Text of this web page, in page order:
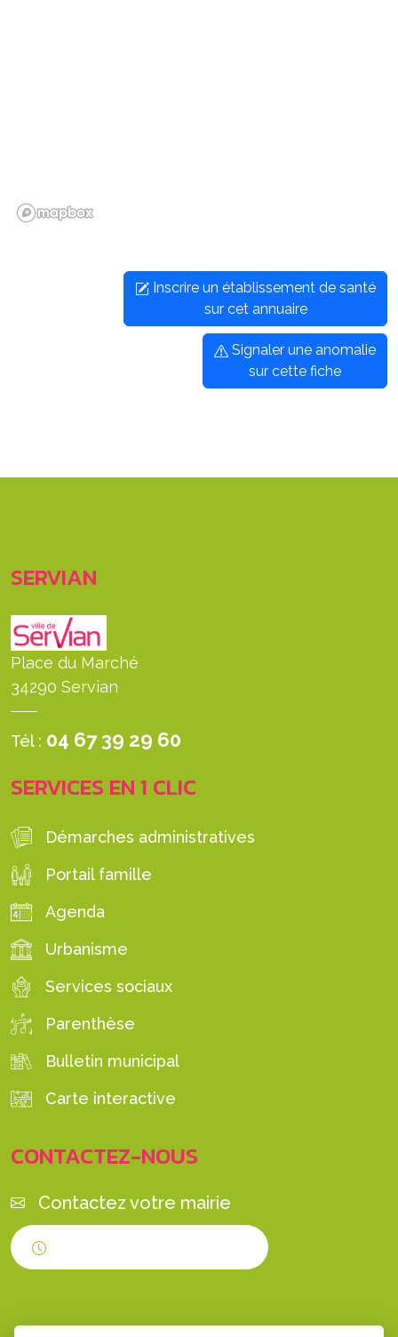
Inscrire un établissement de santé
sur cet annuaire
Signaler une anomalie
sur cette fiche
SERVIAN
Place du Marché
34290 Servian
Tél : 04 67 39 29 60
SERVICES EN 1 CLIC
Démarches administratives
Portail famille
Agenda
Urbanisme
Services sociaux
Parenthèse
Bulletin municipal
Carte interactive
CONTACTEZ-NOUS
Contactez votre mairie